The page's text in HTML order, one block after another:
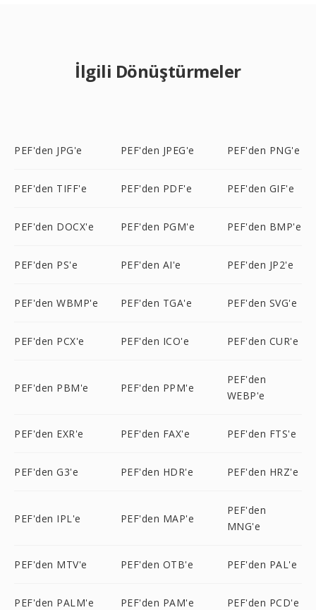
İlgili Dönüştürmeler
PEF'den JPG'e PEF'den JPEG'e PEF'den PNG'e
PEF'den TIFF'e PEF'den PDF'e PEF'den GIF'e
PEF'den DOCX'e PEF'den PGM'e PEF'den BMP'e
PEF'den PS'e PEF'den AI'e PEF'den JP2'e
PEF'den WBMP'e PEF'den TGA'e PEF'den SVG'e
PEF'den PCX'e PEF'den ICO'e PEF'den CUR'e
PEF'den PBM'e PEF'den PPM'e
PEF'den
WEBP'e
PEF'den EXR'e PEF'den FAX'e PEF'den FTS'e
PEF'den G3'e PEF'den HDR'e PEF'den HRZ'e
PEF'den IPL'e PEF'den MAP'e
PEF'den
MNG'e
PEF'den MTV'e PEF'den OTB'e PEF'den PAL'e
PEF'den PALM'e PEF'den PAM'e PEF'den PCD'e